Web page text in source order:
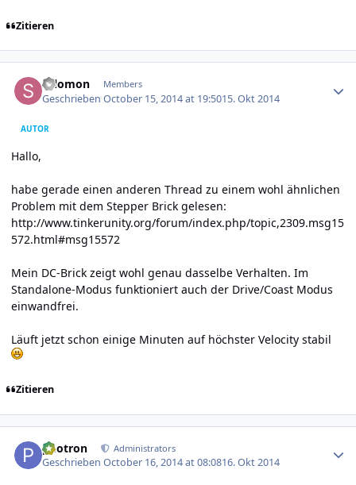
Zitieren
salomon Members
GeschriebenOctober 15, 2014 at 19:5015. Okt 2014
AUTOR
Hallo,
habe gerade einen anderen Thread zu einem wohl ähnlichen
Problem mit dem Stepper Brick gelesen:
http://www.tinkerunity.org/forum/index.php/topic,2309.msg15
572.html#msg15572
Mein DC-Brick zeigt wohl genau dasselbe Verhalten. Im
Standalone-Modus funktioniert auch der Drive/Coast Modus
einwandfrei.
Läuft jetzt schon einige Minuten auf höchster Velocity stabil
Zitieren
photron Administrators
GeschriebenOctober 16, 2014 at 08:0816. Okt 2014